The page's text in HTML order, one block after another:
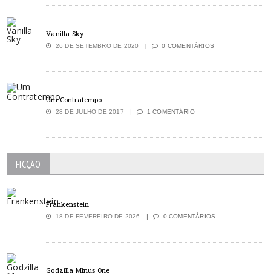
Vanilla Sky
26 DE SETEMBRO DE 2020 0 COMENTÁRIOS
Um Contratempo
28 DE JULHO DE 2017 1 COMENTÁRIO
FICÇÃO
Frankenstein
18 DE FEVEREIRO DE 2026 0 COMENTÁRIOS
Godzilla Minus One